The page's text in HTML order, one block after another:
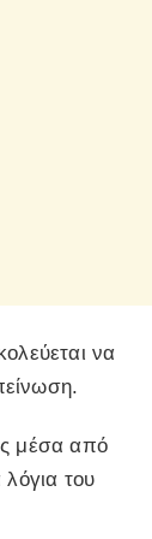
να
μέσα από
του